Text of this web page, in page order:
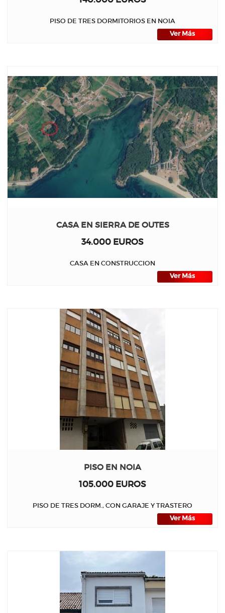
PISO DE TRES DORMITORIOS EN NOIA
Ver Más
CASA EN SIERRA DE OUTES
34.000 EUROS
CASA EN CONSTRUCCION
Ver Más
PISO EN NOIA
105.000 EUROS
PISO DE TRES DORM., CON GARAJE Y TRASTERO
Ver Más